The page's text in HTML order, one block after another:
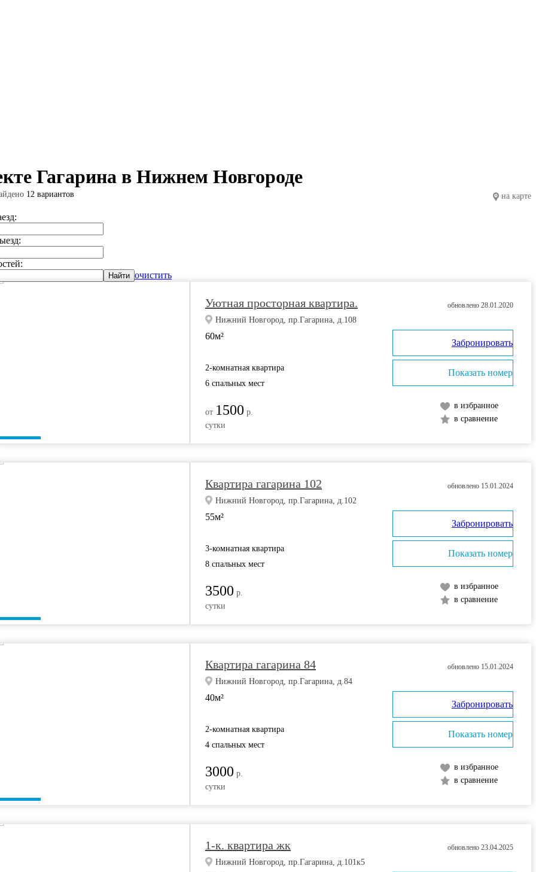
Гагарина в Нижнем Новгороде
Найти очистить
на карте
12 вариантов
Уютная просторная квартира.
Нижний Новгород, пр.Гагарина, д.108
60м²
2-комнатная квартира
6 спальных мест
от 1500 р.
сутки
обновлено 28.01.2020
в избранное
в сравнение
Забронировать
Показать номер
Квартира гагарина 102
Нижний Новгород, пр.Гагарина, д.102
55м²
3-комнатная квартира
8 спальных мест
3500 р.
сутки
обновлено 15.01.2024
в избранное
в сравнение
Забронировать
Показать номер
Квартира гагарина 84
Нижний Новгород, пр.Гагарина, д.84
40м²
2-комнатная квартира
4 спальных мест
3000 р.
сутки
обновлено 15.01.2024
в избранное
в сравнение
Забронировать
Показать номер
1-к. квартира жк
Нижний Новгород, пр.Гагарина, д.101к5
обновлено 23.04.2025